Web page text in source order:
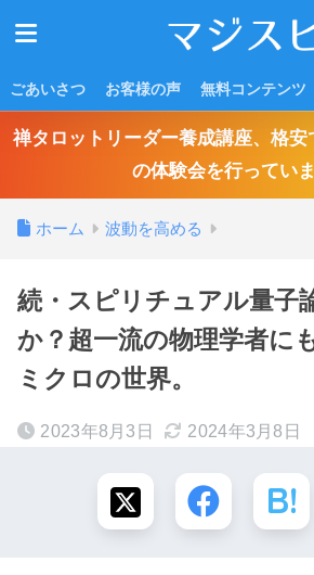
ごあいさつ お客様の声 無料コンテンツ
禅タロットリーダー養成講座、格安
の体験会を行っていま
ホーム 波動を高める
続・スピリチュアル量子
か？超一流の物理学者に
ミクロの世界。
2023年8月3日 2024年3月8日